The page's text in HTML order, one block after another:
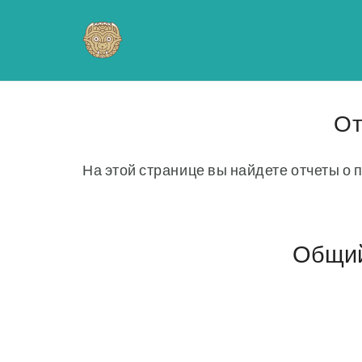
На этой странице вы найдете отчеты о